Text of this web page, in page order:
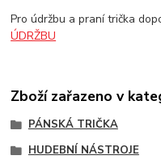
Pro údržbu a praní trička
ÚDRŽBU
Zboží zařazeno v
PÁNSKÁ TRIČKA
HUDEBNÍ NÁSTROJE